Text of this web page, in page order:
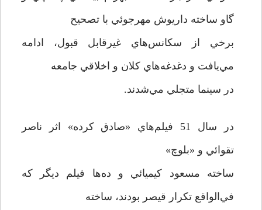
گاو ساخته داريوش مهرجوئي با تصحیح
برخي از سكانس‌هاي غيرقابل قبول، ادامه
مي‌يافت و دغدغه‌هاي كلان و اخلاقي جامعه
در سينما متجلي مي‌شدند.
در سال 51 فيلم‌هاي «صادق كرده» اثر ناصر
تقوائي و «بلوچ»
ساخته مسعود كيميائي و ده‌ها فيلم ديگر كه
في‌الواقع تكرار قيصر بودند، ساخته